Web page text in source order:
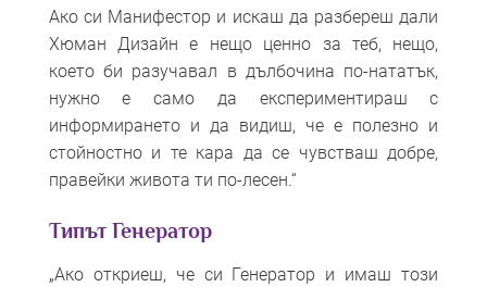
Ако си Манифестор и искаш да разбереш дали
Хюман Дизайн е нещо ценно за теб, нещо,
което би разучавал в дълбочина по-нататък,
нужно е само да експериментираш с
информирането и да видиш, че е полезно и
стойностно и те кара да се чувстваш добре,
правейки живота ти по-лесен.“
Типът Генератор
„Ако откриеш, че си Генератор и имаш този